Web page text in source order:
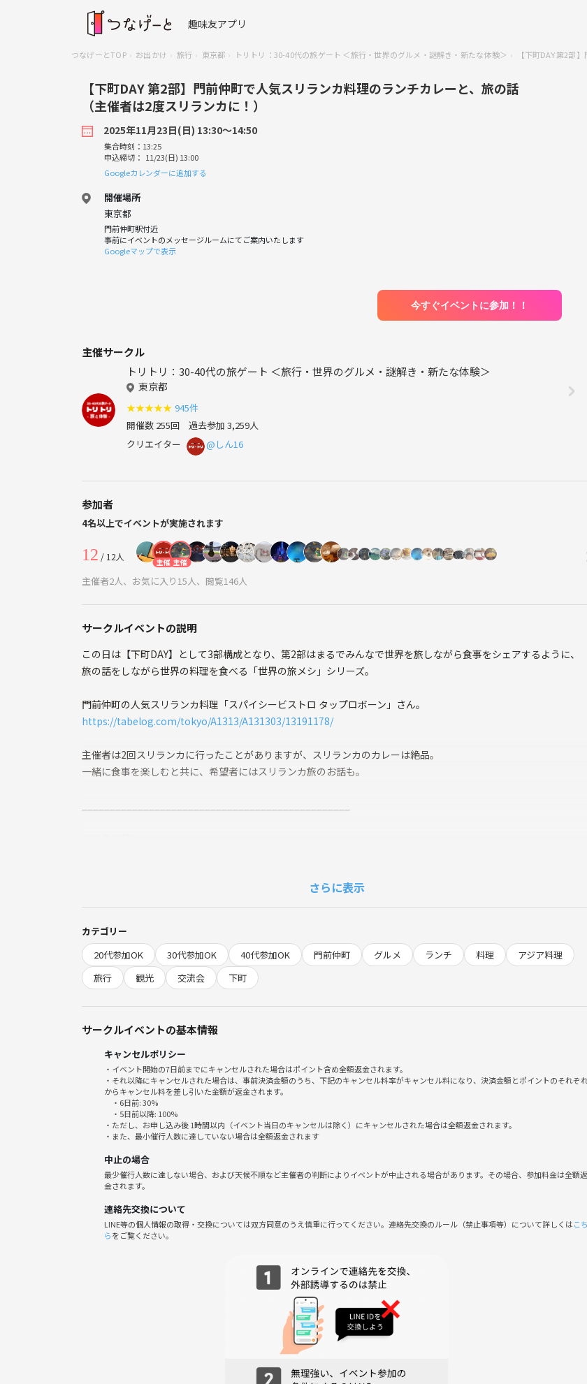
趣味友アプリ
つなげーとTOP お出かけ 旅行 東京都 トリトリ：30-40代の旅ゲート ＜旅行・世界のグルメ・謎解き・新たな体験＞ 【下町DAY 第2部
【下町DAY 第2部】門前仲町で人気スリランカ料理のランチカレーと、旅の話
（主催者は2度スリランカに！）
2025年11月23日(日) 13:30〜14:50
集合時刻：13:25
申込締切： 11/23(日) 13:00
Googleカレンダーに追加する
開催場所
東京都
門前仲町駅付近
事前にイベントのメッセージルームにてご案内いたします
Googleマップで表示
今すぐイベントに参加！！
主催サークル
トリトリ：30-40代の旅ゲート ＜旅行・世界のグルメ・謎解き・新たな体験＞
東京都
★★★★★ 945件
開催数 255回 過去参加 3,259人
クリエイター
@しん16
参加者
4名以上でイベントが実施されます
12 / 12人 主催 主催
主催者2人、お気に入り15人、閲覧146人
サークルイベントの説明
この日は【下町DAY】として3部構成となり、第2部はまるでみんなで世界を旅しながら食事をシェアするように、
旅の話をしながら世界の料理を食べる「世界の旅メシ」シリーズ。
門前仲町の人気スリランカ料理「スパイシービストロ タップロボーン」さん。
https://tabelog.com/tokyo/A1313/A131303/13191178/
主催者は2回スリランカに行ったことがありますが、スリランカのカレーは絶品。
一緒に食事を楽しむと共に、希望者にはスリランカ旅のお話も。
・20代後半の方は、メインが30代以上であることをご理解の上でお申し込みください。
＜当日の流れ目安 （時間変更可能性あり。）＞
この日は【下町DAY】として、3部構成となります。
・10:30〜 【第1部】お台場キャンピングカー・フェアに参加しています。
https://tunagate.com/circle/94938/events/460371
↓バスで1本で移動
・13:30〜 【第2部（本企画）】門前仲町で人気スリランカ料理のランチを食べよう
第1部もしくは第3部と合わせての連続参加の場合、参加料をお返しします（ポイントバック）
↓徒歩すぐ
・15:00〜 【第3部】東京下町、謎解き散歩 深川編 ＋ プチ観光
https://tunagate.com/circle/94938/events/462805
途中、および謎解き後にプチ観光（成田山不動堂・富岡八幡宮・永代公園あたり）を予定。
＜当日の費用＞
・つなげーとの決済料（8%）、企画運営にあたる費用・キャンセルリスク対応費用に当てさせていただきます。
さらに表示
カテゴリー
20代参加OK
30代参加OK 40代参加OK 門前仲町 グルメ ランチ 料理
アジア料理
旅行
観光 交流会 下町
サークルイベントの基本情報
キャンセルポリシー
・イベント開始の7日前までにキャンセルされた場合はポイント含め全額返金されます。
・それ以降にキャンセルされた場合は、事前決済金額のうち、下記のキャンセル料率がキャンセル料になり、決済金額とポイントのそれぞ
からキャンセル料を差し引いた金額が返金されます。
・6日前: 30%
・5日前以降: 100%
・ただし、お申し込み後 1時間以内（イベント当日のキャンセルは除く）にキャンセルされた場合は全額返金されます。
・また、最小催行人数に達していない場合は全額返金されます
中止の場合
最少催行人数に達しない場合、および天候不順など主催者の判断によりイベントが中止される場合があります。その場合、参加料金は全額返
金されます。
連絡先交換について
LINE等の個人情報の取得・交換については双方同意のうえ慎重に行ってください。連絡先交換のルール（禁止事項等）について詳しくはこち
らをご覧ください。